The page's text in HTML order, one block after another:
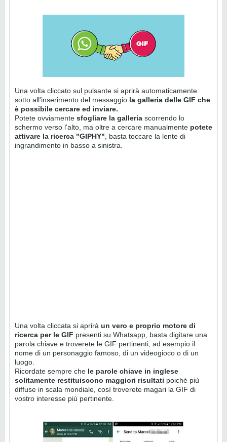
Una volta cliccato sul pulsante si aprirà automaticamente
sotto all'inserimento del messaggio la galleria delle GIF che
è possibile cercare ed inviare.
Potete ovviamente sfogliare la galleria scorrendo lo
schermo verso l'alto, ma oltre a cercare manualmente potete
attivare la ricerca "GIPHY" , basta toccare la lente di
ingrandimento in basso a sinistra.
Una volta cliccata si aprirà un vero e proprio motore di
ricerca per le GIF presenti su Whatsapp, basta digitare una
parola chiave e troverete le GIF pertinenti, ad esempio il
nome di un personaggio famoso, di un videogioco o di un
luogo.
Ricordate sempre che le parole chiave in inglese
solitamente restituiscono maggiori risultati poiché più
diffuse in scala mondiale, così troverete magari la GIF di
vostro interesse più pertinente.